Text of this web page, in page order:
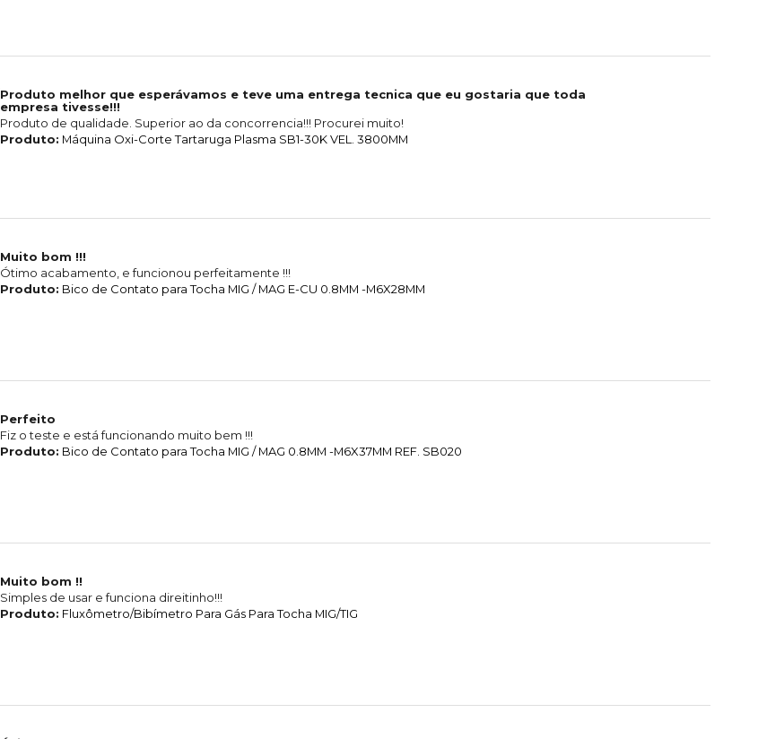
Produto melhor que esperávamos e teve uma entrega tecnica que eu gostaria que toda
empresa tivesse!!!
Produto de qualidade. Superior ao da concorrencia!!! Procurei muito!
Produto: Máquina Oxi-Corte Tartaruga Plasma SB1-30K VEL. 3800MM
Muito bom !!!
Ótimo acabamento, e funcionou perfeitamente !!!
Produto: Bico de Contato para Tocha MIG / MAG E-CU 0.8MM -M6X28MM
Perfeito
Fiz o teste e está funcionando muito bem !!!
Produto: Bico de Contato para Tocha MIG / MAG 0.8MM -M6X37MM REF. SB020
Muito bom !!
Simples de usar e funciona direitinho!!!
Produto: Fluxômetro/Bibímetro Para Gás Para Tocha MIG/TIG